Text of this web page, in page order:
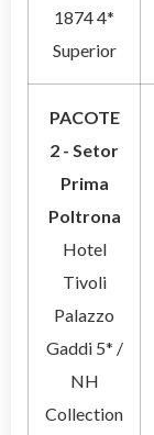
1874 4*
Superior
PACOTE
2 - Setor
Prima
Poltrona
Hotel
Tivoli
Palazzo
Gaddi 5* /
NH
Collection